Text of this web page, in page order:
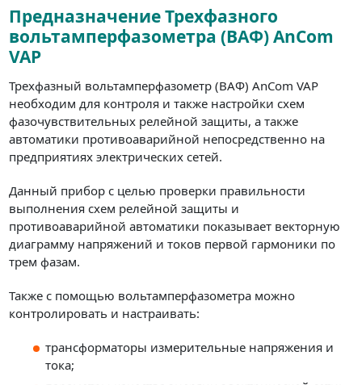
Предназначение Трехфазного
вольтамперфазометра (ВАФ) AnCom
VAP
Трехфазный вольтамперфазометр (ВАФ) AnCom VAP
необходим для контроля и также настройки схем
фазочувствительных релейной защиты, а также
автоматики противоаварийной непосредственно на
предприятиях электрических сетей.
Данный прибор с целью проверки правильности
выполнения схем релейной защиты и
противоаварийной автоматики показывает векторную
диаграмму напряжений и токов первой гармоники по
трем фазам.
Также с помощью вольтамперфазометра можно
контролировать и настраивать:
трансформаторы измерительные напряжения и
тока;